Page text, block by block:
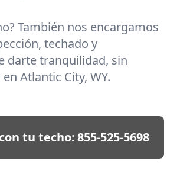
También nos encargamos
techado y
darte tranquilidad, sin
Atlantic City, WY.
tu techo:855-525-5698